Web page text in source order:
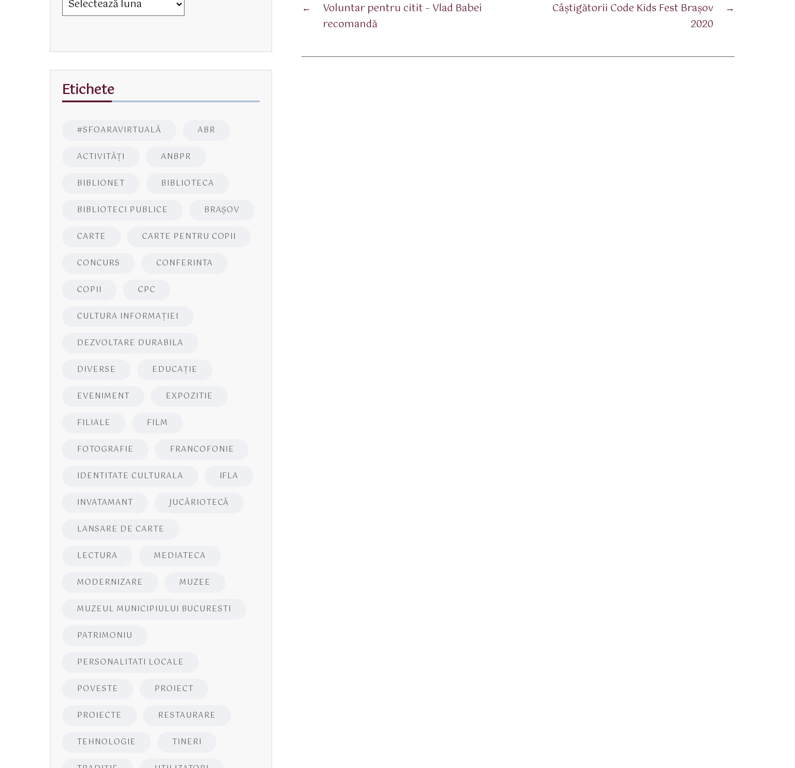
←
Voluntar pentru citit – Vlad Babei
recomandă
→
Câștigătorii Code Kids Fest Brașov
2020
Etichete
#SFOARAVIRTUALĂ ABR
ACTIVITĂŢI ANBPR
BIBLIONET BIBLIOTECA
BIBLIOTECI PUBLICE BRAŞOV
CARTE CARTE PENTRU COPII
CONCURS CONFERINTA
COPII CPC
CULTURA INFORMAŢIEI
DEZVOLTARE DURABILA
DIVERSE EDUCAŢIE
EVENIMENT EXPOZITIE
FILIALE FILM
FOTOGRAFIE FRANCOFONIE
IDENTITATE CULTURALA IFLA
INVATAMANT JUCĂRIOTECĂ
LANSARE DE CARTE
LECTURA MEDIATECA
MODERNIZARE MUZEE
MUZEUL MUNICIPIULUI BUCURESTI
PATRIMONIU
PERSONALITATI LOCALE
POVESTE PROIECT
PROIECTE RESTAURARE
TEHNOLOGIE TINERI